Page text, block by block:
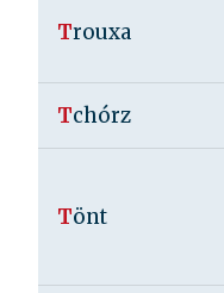
Trouxa
Tchórz
Tönt